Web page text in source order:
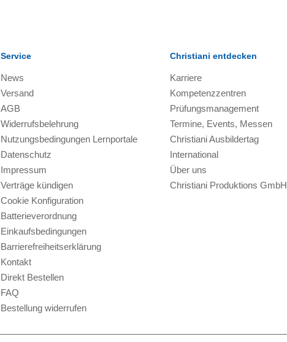
Service
News
Versand
AGB
Widerrufsbelehrung
Nutzungsbedingungen Lernportale
Datenschutz
Impressum
Verträge kündigen
Cookie Konfiguration
Batterieverordnung
Einkaufsbedingungen
Barrierefreiheitserklärung
Kontakt
Direkt Bestellen
FAQ
Bestellung widerrufen
Christiani entdecken
Karriere
Kompetenzzentren
Prüfungsmanagement
Termine, Events, Messen
Christiani Ausbildertag
International
Über uns
Christiani Produktions GmbH